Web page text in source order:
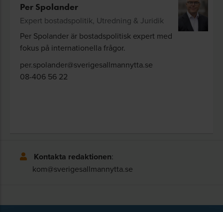
Per Spolander
Expert bostadspolitik, Utredning & Juridik
Per Spolander är bostadspolitisk expert med
fokus på internationella frågor.
per.spolander@sverigesallmannytta.se
08-406 56 22
Kontakta redaktionen:
kom@sverigesallmannytta.se